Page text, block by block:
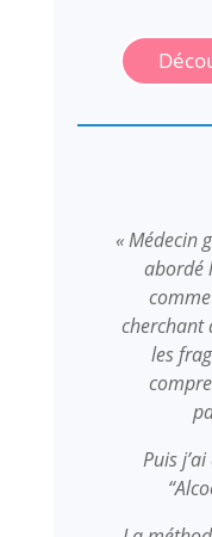
« Médecin
abordé
cherchant
les
Puis